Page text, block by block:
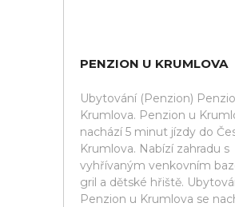
PENZION U KRUMLOVA
Ubytování (Penzion)
Krumlova. Penzion u
nachází 5 minut jízdy do
Krumlova. Nabízí zahradu s
vyhřívaným venkovním
gril a dětské hřiště.
Penzion u Krumlova se